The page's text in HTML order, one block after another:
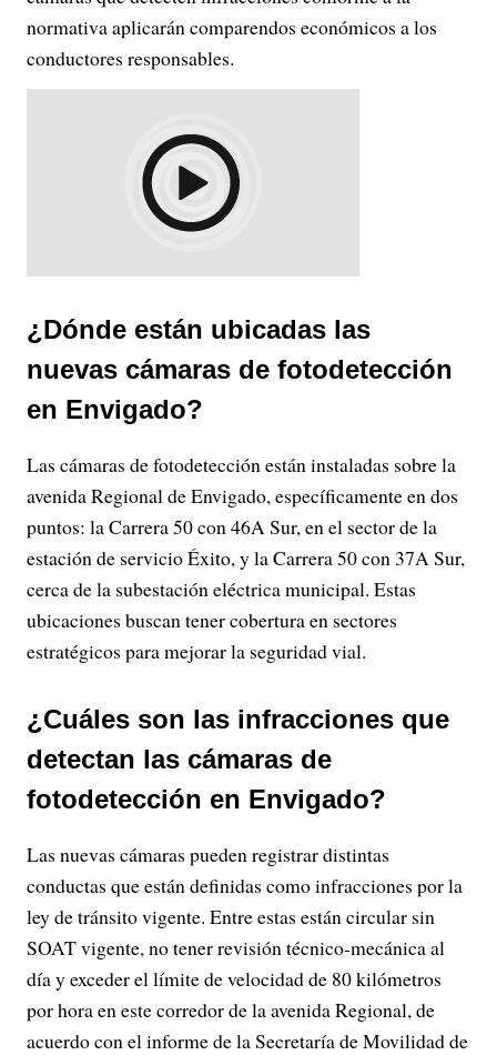
normativa aplicarán comparendos económicos a los
conductores responsables.
¿Dónde están ubicadas las
nuevas cámaras de fotodetección
en Envigado?
Las cámaras de fotodetección están instaladas sobre la
avenida Regional de Envigado, específicamente en dos
puntos: la Carrera 50 con 46A Sur, en el sector de la
estación de servicio Éxito, y la Carrera 50 con 37A Sur,
cerca de la subestación eléctrica municipal. Estas
ubicaciones buscan tener cobertura en sectores
estratégicos para mejorar la seguridad vial.
¿Cuáles son las infracciones que
detectan las cámaras de
fotodetección en Envigado?
Las nuevas cámaras pueden registrar distintas
conductas que están definidas como infracciones por la
ley de tránsito vigente. Entre estas están circular sin
SOAT vigente, no tener revisión técnico-mecánica al
día y exceder el límite de velocidad de 80 kilómetros
por hora en este corredor de la avenida Regional, de
acuerdo con el informe de la Secretaría de Movilidad de